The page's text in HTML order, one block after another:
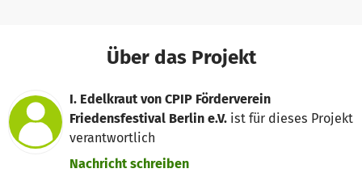
Über das Projekt
I. Edelkraut von CPIP Förderverein
Friedensfestival Berlin e.V. ist für dieses Projekt
verantwortlich
Nachricht schreiben